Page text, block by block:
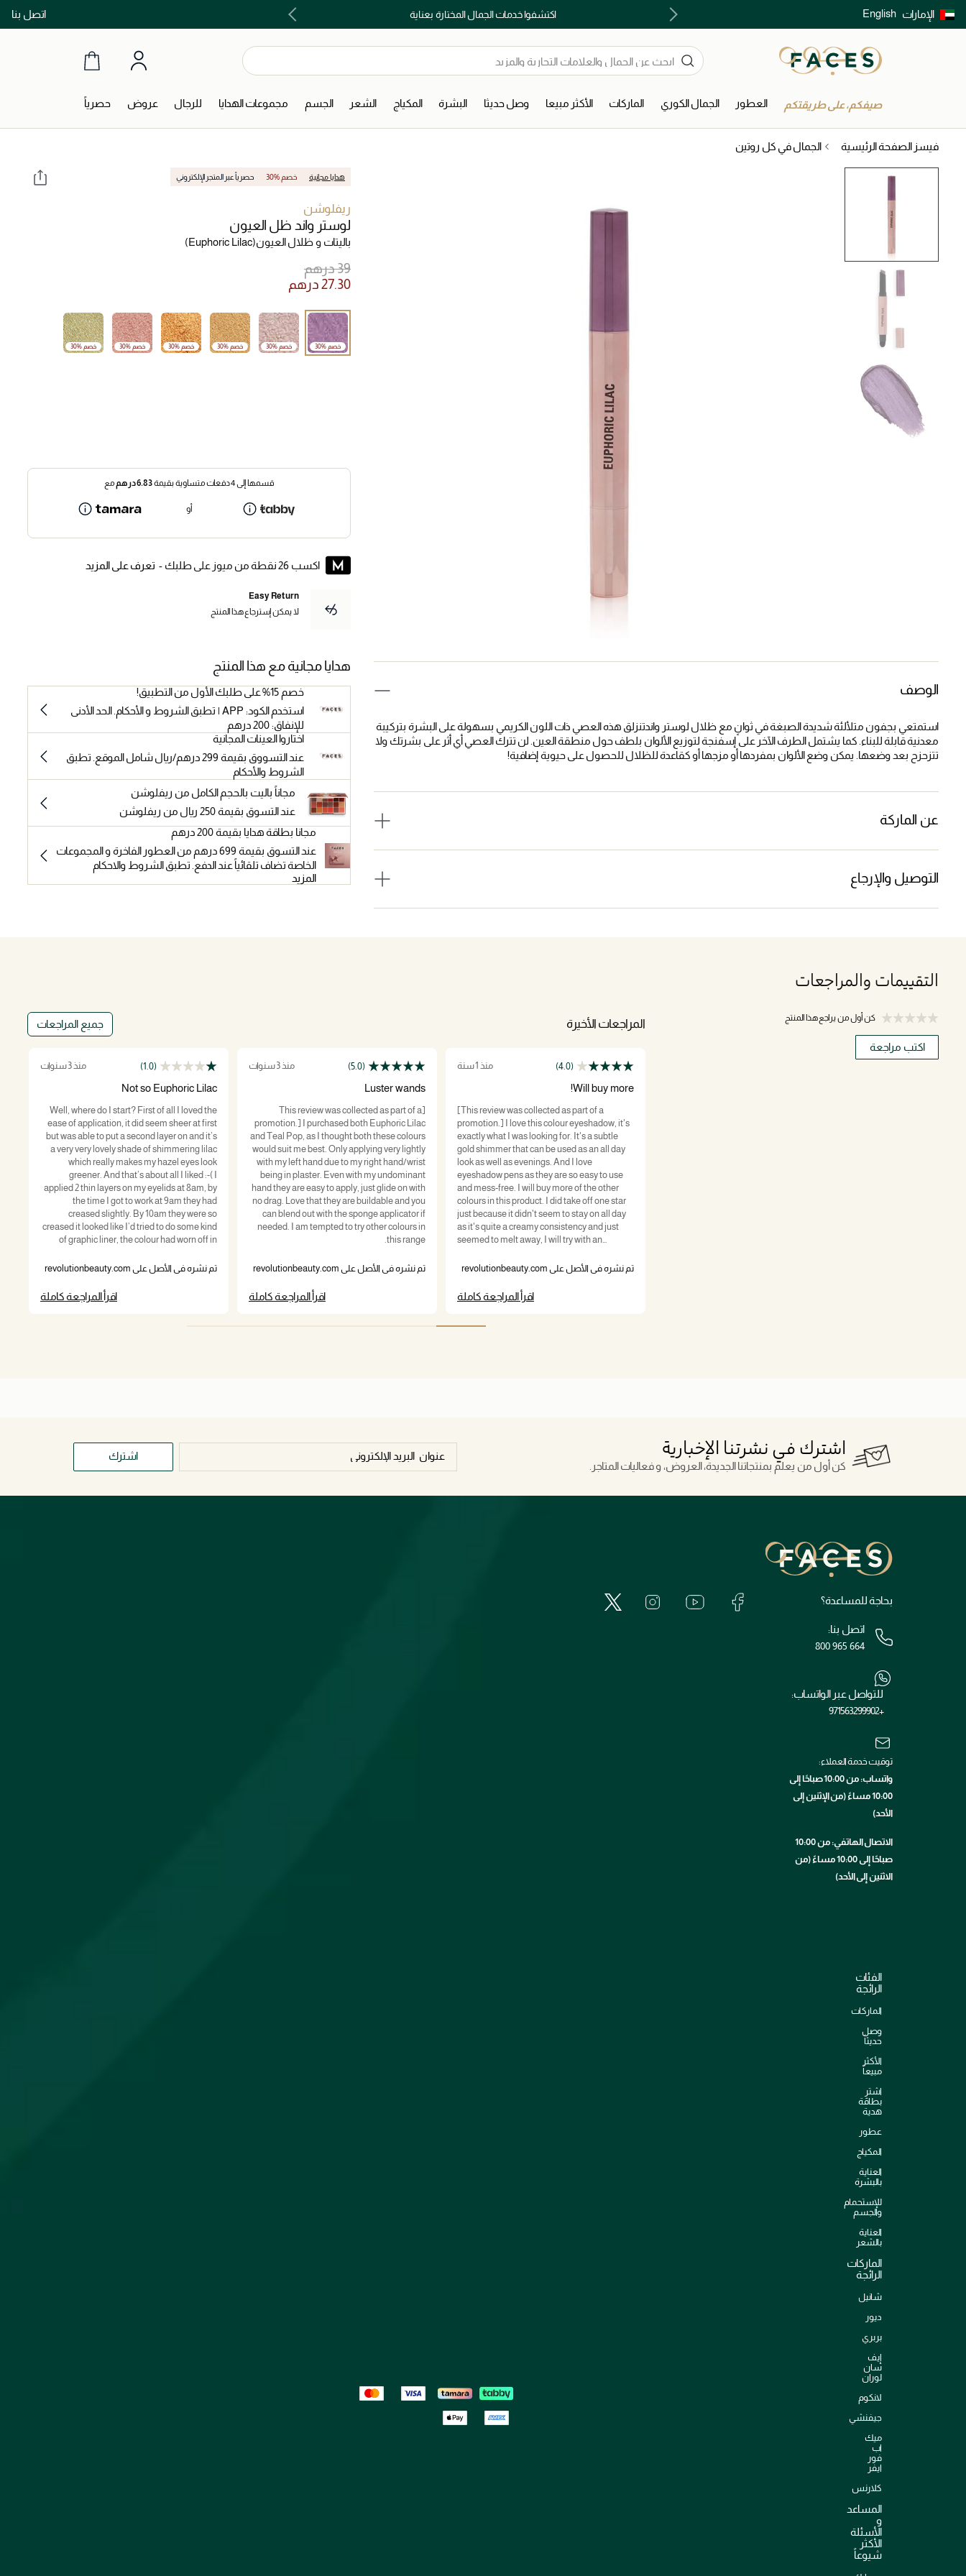
الإمارات English اتصل بنااشتري الآن و ادفع لاحقاً مع تابي و تمارا! اكتشفوا خدمات الجمال المختارة بعناية توصيل سريع على جميع الطلبات ما فوق 299 درهم
صيفكم، على طريقتكم العطور الجمال الكوري الماركات الأكثر مبيعا وصل حديثا البشرة المكياج الشعر الجسم مجموعات الهدايا للرجال عروض حصرياً
فيسز الصفحة الرئيسية الجمال في كل روتين
الوصف
استمتعي بجفون متلألئة شديدة الصبغة في ثوانٍ مع ظلال لوستر واندتنزلق هذه العصي ذات اللون الكريمي بسهولة على البشرة بتركيبة
معدنية قابلة للبناء. كما يشتمل الطرف الآخر على إسفنجة لتوزيع الألوان بلطف حول منطقة العين. لن تترك العصي أي أثر على بشرتك ولا
تتزحزح بعد وضعها. يمكن وضع الألوان بمفردها أو مزجها أو كقاعدة للظلال للحصول على حيوية إضافية!
عن الماركة
التوصيل والإرجاع
هدايا مجانية 30% خصم حصرياً عبر المتجر الإلكتروني
ريفلوشن
لوستر واند ظل العيون
باليتات و ظلال العيون(Euphoric Lilac)
30% خصم 30% خصم 30% خصم 30% خصم 30% خصم 30% خصم
قسمها إلى 4 دفعات متساوية بقيمة 6.83درهممع
أو
اكسب 26 نقطة من ميوز على طلبك - تعرف على المزيد
Easy Return
لا يمكن إسترجاع هذا المنتج
هدايا مجانية مع هذا المنتج
خصم 15% على طلبك الأول من التطبيق!
استخدم الكود: APP | تطبق الشروط و الأحكام. الحد الأدنى
للإنفاق: 200 درهم
اختاروا العينات المجانية
عند التسووق بقيمة 299 درهم/ريال شامل الموقع. تطبق
الشروط والأحكام
مجاناً باليت بالحجم الكامل من ريفلوشن
عند التسوق بقيمة 250 ريال من ريفلوشن
مجانا بطاقة هدايا بقيمة 200 درهم
عند التسوق بقيمة 699 درهم من العطور الفاخرة و المجموعات
الخاصة تضاف تلقائياً عند الدفع. تطبق الشروط والاحكام
المزيد
التقييمات والمراجعات
كن أول من يراجع هذا المنتج
اكتب مراجعة
المراجعات الأخيرة جميع المراجعات
(4.0) منذ 1 سنة
Will buy more!
[This review was collected as part of a
promotion.] I love this colour eyeshadow, it's
exactly what I was looking for. It's a subtle
gold shimmer that can be used as an all day
look as well as evenings. And I love
eyeshadow pens as they are so easy to use
and mess-free. I will buy more of the other
colours in this product. I did take off one star
just because it didn't seem to stay on all day
as it's quite a creamy consistency and just
seemed to melt away, I will try with an
that will help it stay all day but otherwise I
green eyes pop too! 💚
تم نشره في الأصل على revolutionbeauty.com
اقرأ المراجعة كاملة
(5.0) منذ 3 سنوات
Luster wands
[This review was collected as part of a
promotion.] I purchased both Euphoric Lilac
and Teal Pop, as I thought both these colours
would suit me best. Only applying very lightly
with my left hand due to my right hand/wrist
being in plaster. Even with my undominant
hand they are easy to apply, just glide on with
no drag. Love that they are buildable and you
can blend out with the sponge applicator if
needed. I am tempted to try other colours in
this range.
تم نشره في الأصل على revolutionbeauty.com
اقرأ المراجعة كاملة
(1.0) منذ 3 سنوات
Not so Euphoric Lilac
Well, where do I start? First of all I loved the
ease of application, it did seem sheer at first
but was able to put a second layer on and it’s
a very very lovely shade of shimmering lilac
which really makes my hazel eyes look
greener. And that’s about all I liked :-( I
applied 2 thin layers on my eyelids at 8am, by
the time I got to work at 9am they had
creased slightly. By 10am they were so
creased it looked like I’d tried to do some kind
of graphic liner, the colour had worn off in
creases on my eyelid. I’ve tried with shadow
the shadow down with translucent powder
and not powdering it down. I’ve also tried
nothing has stopped it disappearing from my
تم نشره في الأصل على revolutionbeauty.com
اقرأ المراجعة كاملة
اشترك في نشرتنا الإخبارية
كن أول من يعلم بمنتجاتنا الجديدة، العروض، و فعاليات المتاجر.
اشترك
بحاجة للمساعدة؟
اتصل بنا:
800 965 664
للتواصل عبر الواتساب:
+971563299902
توقيت خدمة العملاء:
واتساب: من 10:00 صباحًا إلى
10:00 مساءً (من الإثنين إلى
الأحد)
الاتصال الهاتفي: من 10:00
صباحًا إلى 10:00 مساءً (من
الاثنين إلى الأحد)
الفئات
الرائجة
الماركات
وصل
حديثاً
الأكثر
مبيعاً
اشترِ
بطاقة
هدية
عطور
المكياج
العناية
بالبشرة
للإستحمام
والجسم
العناية
بالشعر
الماركات
الرائجة
شانيل
ديور
بربري
إيف
سان
لوران
لانكوم
جيفنشي
ميك
اب
فور
ايفر
كلارنس
المساعد
و
الأسئلة
الأكثر
شيوعاً